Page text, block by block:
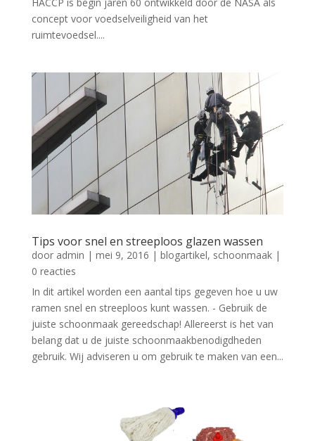
concept voor voedselveiligheid van het
ruimtevoedsel....
Tips voor snel en streeploos glazen wassen
door admin | mei 9, 2016 | blogartikel, schoonmaak|
0 reacties
In dit artikel worden een aantal tips gegeven hoe u uw
ramen snel en streeploos kunt wassen. - Gebruik de
juiste schoonmaak gereedschap! Allereerst is het van
belang dat u de juiste schoonmaakbenodigdheden
gebruik. Wij adviseren u om gebruik te maken van een...